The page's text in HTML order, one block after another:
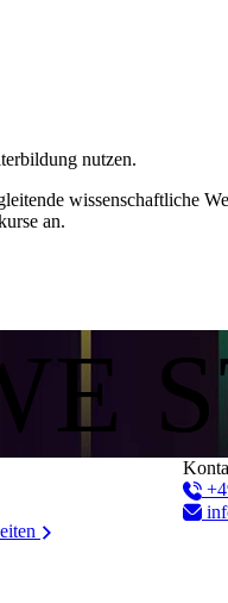
nutzen.
wissenschaftliche
an.